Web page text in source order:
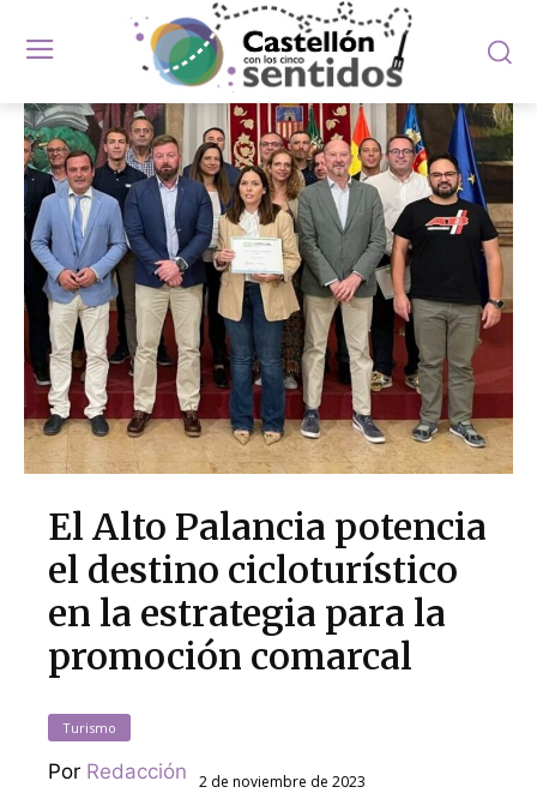
El Alto Palancia potencia
el destino cicloturístico
en la estrategia para la
promoción comarcal
Turismo
Por Redacción 2 de noviembre de 2023